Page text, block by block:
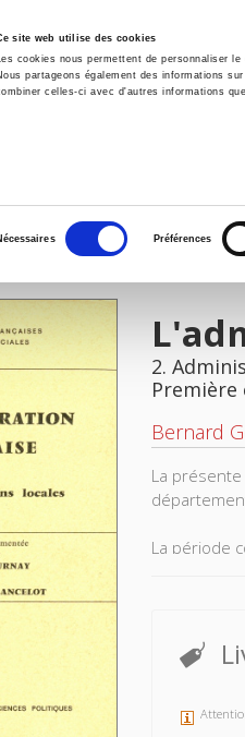
site web utilise des cookies
cookies nous permettent de personnaliser
partageons également des informations
celles-ci avec d'autres informations
Préférences
Accueil
2.
Bernard
La
La période
sensu